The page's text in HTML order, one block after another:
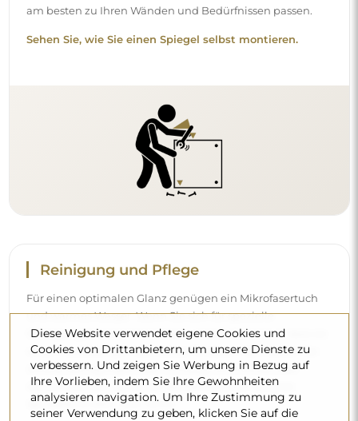
am besten zu Ihren Wänden und Bedürfnissen passen.
Sehen Sie, wie Sie einen Spiegel selbst montieren.
Reinigung und Pflege
Für einen optimalen Glanz genügen ein Mikrofasertuch
und warmes Wasser. Wenn Sie sich für spezielle
Reinigungsmittel entscheiden, achten Sie darauf, dass sie
einen neutralen pH-Wert (etwa 7) haben. Vermeiden Sie
scharfe Reinigungsmittel mit Essig, Ammoniak oder
starken Säuren – so behält der Spiegel sein schönes
Spiegelbild über viele Jahre.
Diese Website verwendet eigene Cookies und
Cookies von Drittanbietern, um unsere Dienste zu
verbessern. Und zeigen Sie Werbung in Bezug auf
Ihre Vorlieben, indem Sie Ihre Gewohnheiten
analysieren navigation. Um Ihre Zustimmung zu
seiner Verwendung zu geben, klicken Sie auf die